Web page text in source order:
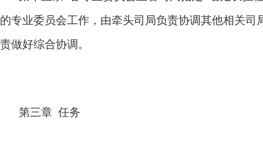
的专业委员会工作，由牵头司局负责协调其他相关
责做好综合协调。
第三章 任务